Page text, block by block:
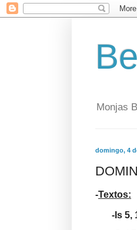
Monjas
domingo, 4
-Textos:
-Is 5,